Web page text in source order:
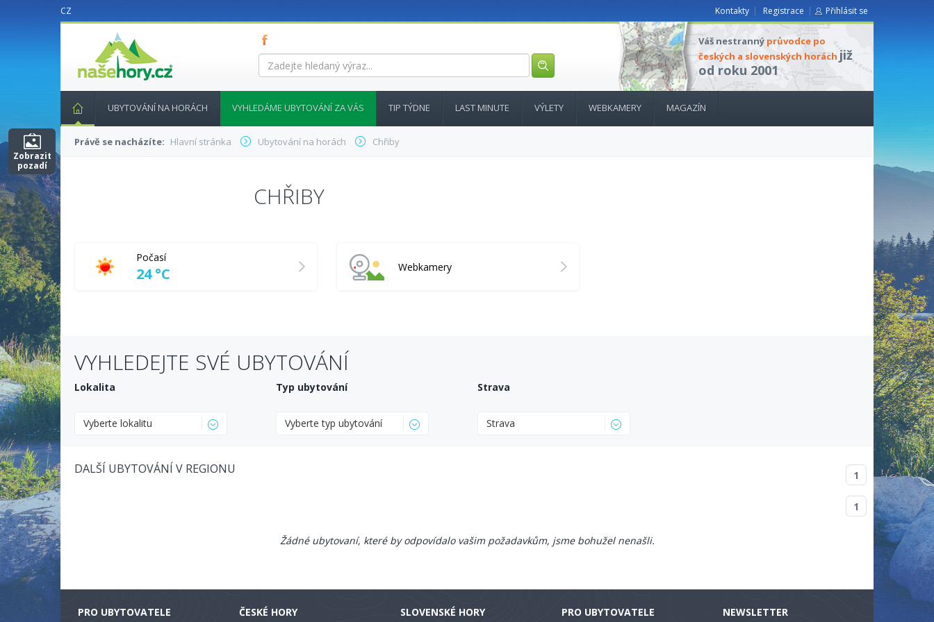
CZ Kontakty Registrace Přihlásit se
nasehory.cz
Zadejte
hledaný
Váš nestranný průvodce po
českých a slovenských horách již
od roku 2001
UBYTOVÁNÍ NA HORÁCH VYHLEDÁME UBYTOVÁNÍ ZA VÁS TIP TÝDNE LAST MINUTE VÝLETY WEBKAMERY MAGAZÍN
Právě se nacházíte: Hlavní stránka Ubytování na horách Chřiby
CHŘIBY
Počasí
24 °C Webkamery
VYHLEDEJTE SVÉ UBYTOVÁNÍ
Lokalita
Vyberte lokalitu
Typ ubytování
Vyberte typ ubytování
Strava
Strava
DALŠÍ UBYTOVÁNÍ V REGIONU 1
1
Žádné ubytovaní, které by odpovídalo vašim požadavkům, jsme bohužel nenašli.
PRO UBYTOVATELE ČESKÉ HORY SLOVENSKÉ HORY PRO UBYTOVATELE NEWSLETTER
Zobrazit
pozadí